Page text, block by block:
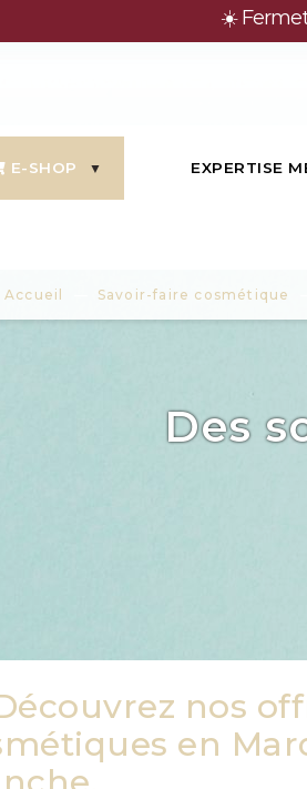
☀️
E-SHOP EXPERTISE
Accueil Savoir-faire cosmétique
Des
nos
en